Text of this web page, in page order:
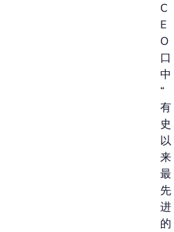
C
E
O
口
中
“
有
史
以
来
最
先
进
的